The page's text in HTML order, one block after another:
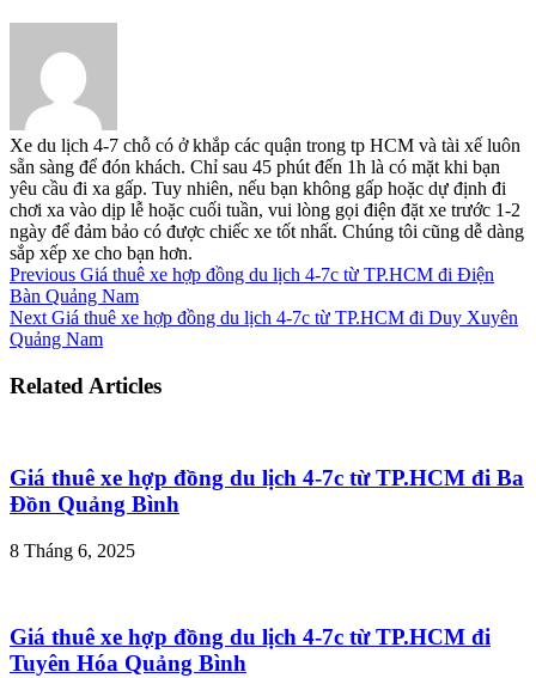
Xe du lịch 4-7 chỗ có ở khắp các quận trong tp HCM và tài xế luôn
sẵn sàng để đón khách. Chỉ sau 45 phút đến 1h là có mặt khi bạn
yêu cầu đi xa gấp. Tuy nhiên, nếu bạn không gấp hoặc dự định đi
chơi xa vào dịp lễ hoặc cuối tuần, vui lòng gọi điện đặt xe trước 1-2
ngày để đảm bảo có được chiếc xe tốt nhất. Chúng tôi cũng dễ dàng
sắp xếp xe cho bạn hơn.
Previous Giá thuê xe hợp đồng du lịch 4-7c từ TP.HCM đi Điện
Bàn Quảng Nam
Next Giá thuê xe hợp đồng du lịch 4-7c từ TP.HCM đi Duy Xuyên
Quảng Nam
Related Articles
Giá thuê xe hợp đồng du lịch 4-7c từ TP.HCM đi Ba
Đồn Quảng Bình
8 Tháng 6, 2025
Giá thuê xe hợp đồng du lịch 4-7c từ TP.HCM đi
Tuyên Hóa Quảng Bình